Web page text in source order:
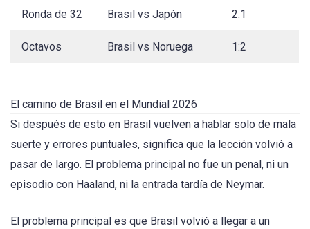
Ronda de 32 Brasil vs Japón 2:1
Octavos Brasil vs Noruega 1:2
El camino de Brasil en el Mundial 2026
Si después de esto en Brasil vuelven a hablar solo de mala
suerte y errores puntuales, significa que la lección volvió a
pasar de largo. El problema principal no fue un penal, ni un
episodio con Haaland, ni la entrada tardía de Neymar.
El problema principal es que Brasil volvió a llegar a un